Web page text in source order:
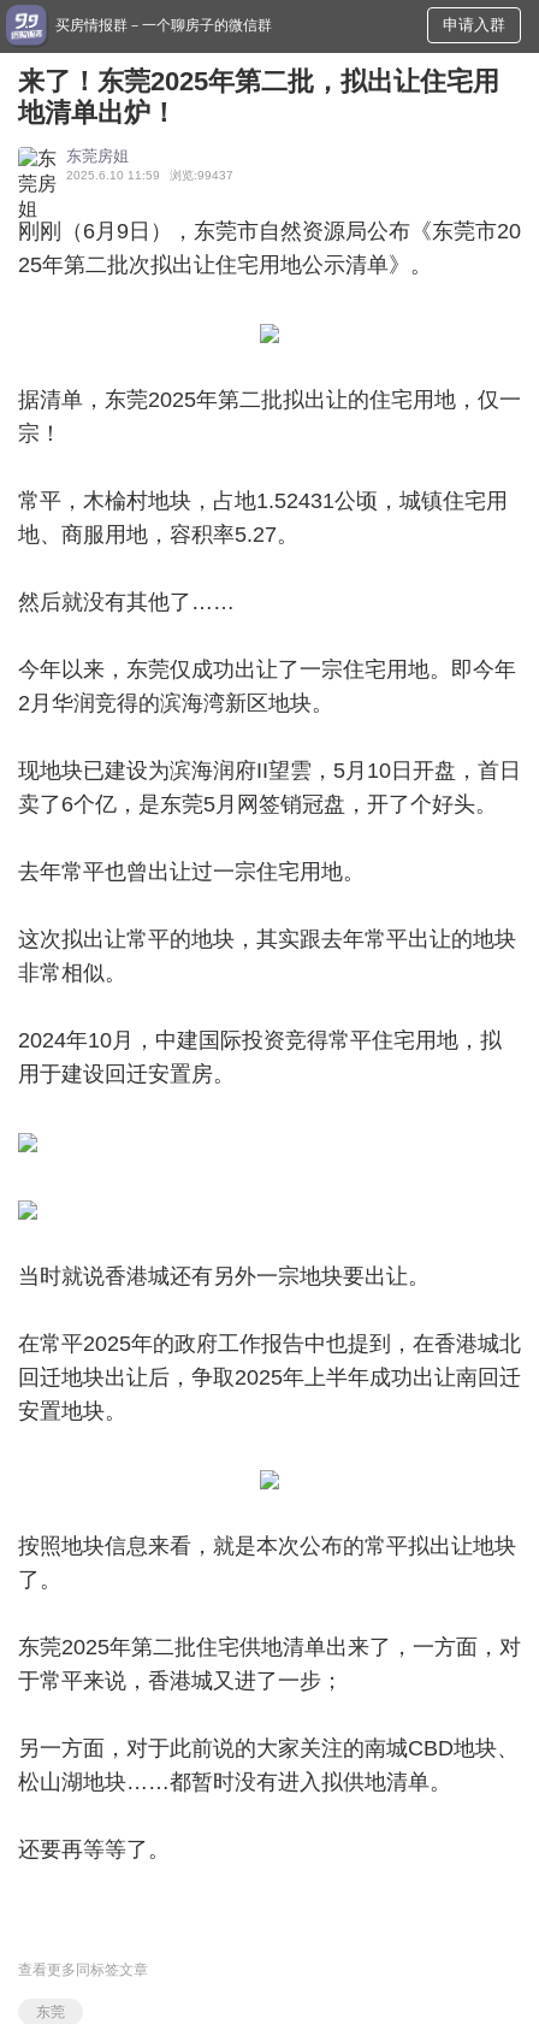
买房情报群－一个聊房子的微信群 申请入群
来了！东莞2025年第二批，拟出让住宅用
地清单出炉！
东莞房姐
2025.6.10 11:59 浏览:99437
刚刚（6月9日），东莞市自然资源局公布《东莞市20
25年第二批次拟出让住宅用地公示清单》。
据清单，东莞2025年第二批拟出让的住宅用地，仅一
宗！
常平，木棆村地块，占地1.52431公顷，城镇住宅用
地、商服用地，容积率5.27。
然后就没有其他了……
今年以来，东莞仅成功出让了一宗住宅用地。即今年
2月华润竞得的滨海湾新区地块。
现地块已建设为滨海润府II望雲，5月10日开盘，首日
卖了6个亿，是东莞5月网签销冠盘，开了个好头。
去年常平也曾出让过一宗住宅用地。
这次拟出让常平的地块，其实跟去年常平出让的地块
非常相似。
2024年10月，中建国际投资竞得常平住宅用地，拟
用于建设回迁安置房。
当时就说香港城还有另外一宗地块要出让。
在常平2025年的政府工作报告中也提到，在香港城北
回迁地块出让后，争取2025年上半年成功出让南回迁
安置地块。
按照地块信息来看，就是本次公布的常平拟出让地块
了。
东莞2025年第二批住宅供地清单出来了，一方面，对
于常平来说，香港城又进了一步；
另一方面，对于此前说的大家关注的南城CBD地块、
松山湖地块……都暂时没有进入拟供地清单。
还要再等等了。
查看更多同标签文章
东莞